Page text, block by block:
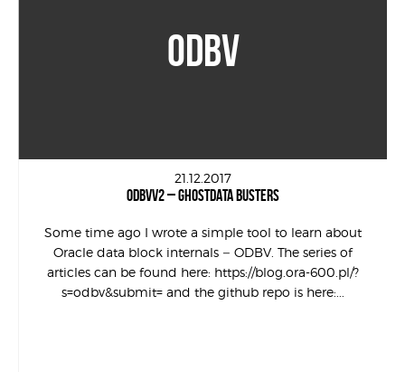
ODBV
21.12.2017
ODBVV2 – GHOSTDATA BUSTERS
Some time ago I wrote a simple tool to learn about
Oracle data block internals – ODBV. The series of
articles can be found here: https://blog.ora-600.pl/?
s=odbv&submit= and the github repo is here:...